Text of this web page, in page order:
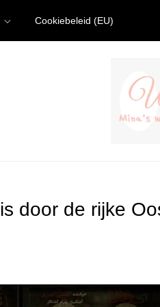
Cookiebeleid (EU)
door de rijke